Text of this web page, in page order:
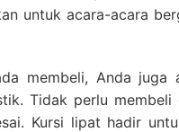
untuk acara-acara
membeli, Anda juga
Tidak perlu
Kursi lipat hadir